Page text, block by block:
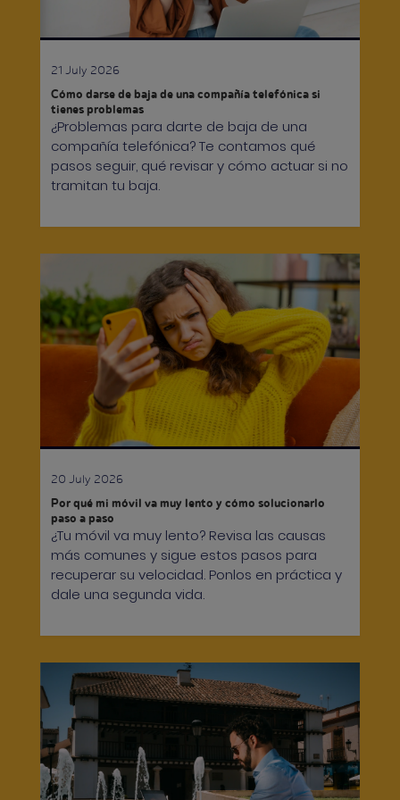
21 July 2026
Cómo darse de baja de una compañía telefónica si
tienes problemas
¿Problemas para darte de baja de una
compañía telefónica? Te contamos qué
pasos seguir, qué revisar y cómo actuar si no
tramitan tu baja.
20 July 2026
Por qué mi móvil va muy lento y cómo solucionarlo
paso a paso
¿Tu móvil va muy lento? Revisa las causas
más comunes y sigue estos pasos para
recuperar su velocidad. Ponlos en práctica y
dale una segunda vida.